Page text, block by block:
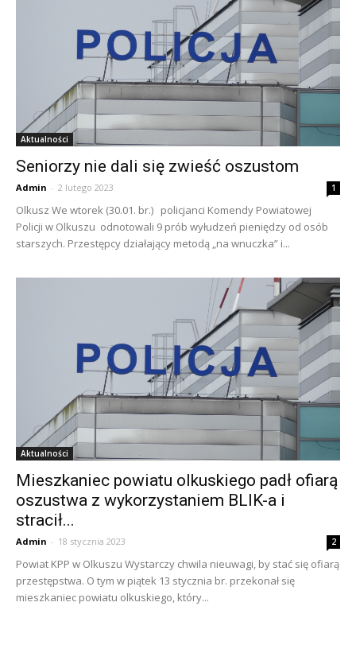
Aktualności
Seniorzy nie dali się zwieść oszustom
Admin - 2 lutego 2023 1
Olkusz We wtorek (30.01. br.) policjanci Komendy Powiatowej
Policji w Olkuszu odnotowali 9 prób wyłudzeń pieniędzy od osób
starszych. Przestępcy działający metodą „na wnuczka” i...
Aktualności
Mieszkaniec powiatu olkuskiego padł ofiarą
oszustwa z wykorzystaniem BLIK-a i
stracił...
Admin - 18 stycznia 2023 2
Powiat KPP w Olkuszu Wystarczy chwila nieuwagi, by stać się ofiarą
przestępstwa. O tym w piątek 13 stycznia br. przekonał się
mieszkaniec powiatu olkuskiego, który...